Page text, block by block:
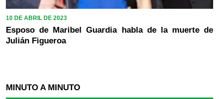
10 DE ABRIL DE 2023
Esposo de Maribel Guardia habla de la muerte de
Julián Figueroa
MINUTO A MINUTO